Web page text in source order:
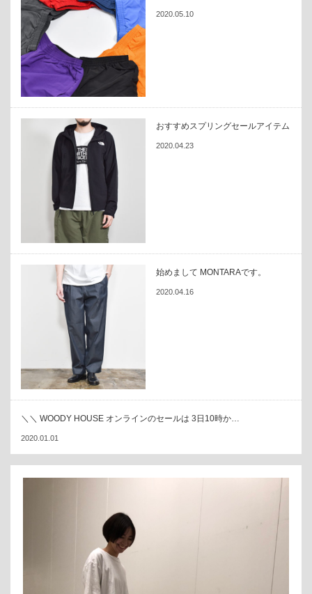
2020.05.10
おすすめスプリングセールアイテム
2020.04.23
始めまして MONTARAです。
2020.04.16
＼＼ WOODY HOUSE オンラインのセールは 3日10時か…
2020.01.01